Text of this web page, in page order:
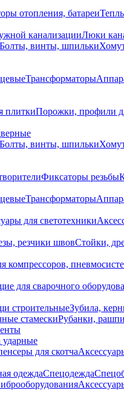
отопления, батареи
канализацииЛюки
Болты, винты, шпильки
Трансформаторы
плиткиПорожки, профили
Болты, винты, шпильки
Фиксаторы резьбы
Трансформаторы
для светотехники
резчики швовСтойки,
компрессоров,
для сварочного
строительныеЗубила,
стамескиРубанки,
для скотча
одеждаСпецодежда